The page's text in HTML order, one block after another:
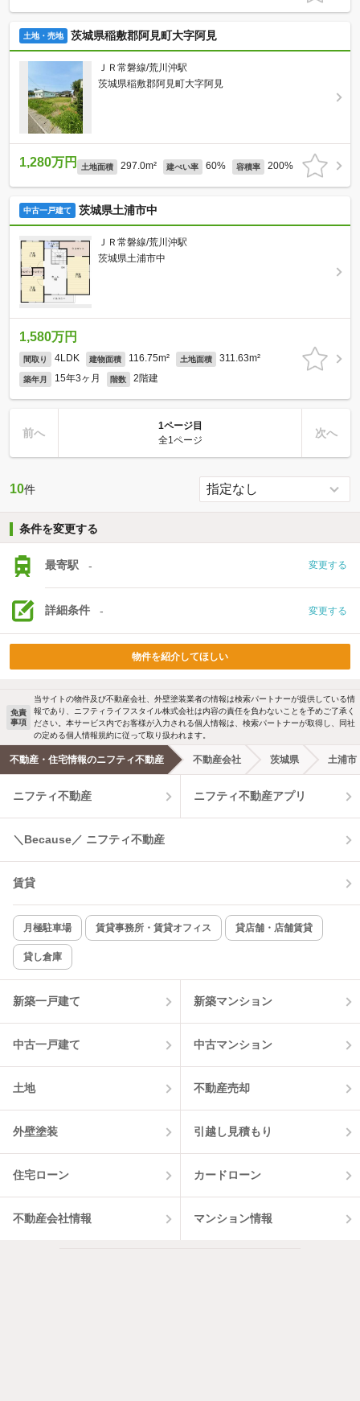
土地・売地 茨城県稲敷郡阿見町大字阿見
ＪＲ常磐線/荒川沖駅
茨城県稲敷郡阿見町大字阿見
1,280万円 土地面積 297.0m² 建ぺい率 60% 容積率 200%
中古一戸建て 茨城県土浦市中
ＪＲ常磐線/荒川沖駅
茨城県土浦市中
1,580万円
間取り 4LDK 建物面積 116.75m² 土地面積 311.63m²
築年月 15年3ヶ月 階数 2階建
前へ
1ページ目
全1ページ
次へ
10件
条件を変更する
最寄駅 - 変更する
詳細条件 - 変更する
物件を紹介してほしい
免責
事項
当サイトの物件及び不動産会社、外壁塗装業者の情報は検索パートナーが提供している情
報であり、ニフティライフスタイル株式会社は内容の責任を負わないことを予めご了承く
ださい。本サービス内でお客様が入力される個人情報は、検索パートナーが取得し、同社
の定める個人情報規約に従って取り扱われます。
不動産・住宅情報のニフティ不動産 不動産会社 茨城県 土浦市
ニフティ不動産 ニフティ不動産アプリ
＼Because／ ニフティ不動産
賃貸
月極駐車場 賃貸事務所・賃貸オフィス 貸店舗・店舗賃貸
貸し倉庫
新築一戸建て 新築マンション
中古一戸建て 中古マンション
土地 不動産売却
外壁塗装 引越し見積もり
住宅ローン カードローン
不動産会社情報 マンション情報